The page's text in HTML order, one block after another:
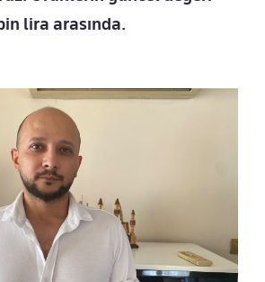
lira arasında.